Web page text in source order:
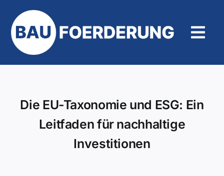
Inhalt
springen
Die EU-Taxonomie und ESG: Ein
Leitfaden für nachhaltige
Investitionen